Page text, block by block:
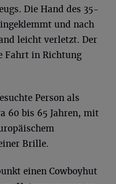
Die Hand des 35-
und nach
leicht verletzt. Der
Fahrt in Richtung
Person als
60 bis 65 Jahren, mit
Brille.
einen Cowboyhut